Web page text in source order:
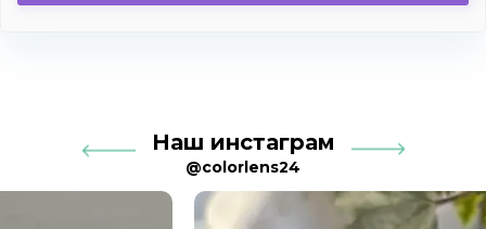
Наш инстаграм
@colorlens24